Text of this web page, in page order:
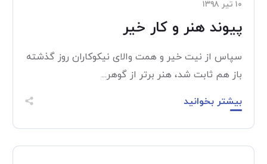
۱۰ تیر ۱۳۹۸
پیوند هنر و کار خیر
سپاس از نیت خیر و همت والای نیکوکاران روز گذشته
باز هم ثابت شد، هنر برتر از گوهر...
بیشتر بخوانید